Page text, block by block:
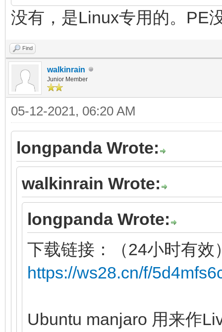
没有，是Linux专用的。PE
Find
walkinrain
Junior Member
05-12-2021, 06:20 AM
longpanda Wrote:
walkinrain Wrote:
longpanda Wrote:
下载链接：（24小时有效
https://ws28.cn/f/
Ubuntu manjaro 用来作